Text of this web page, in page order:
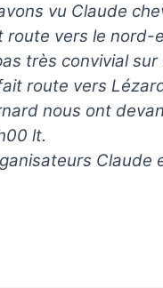
vu Claude
route vers le nord-
très convivial sur
route vers
nous ont
lt.
Claude